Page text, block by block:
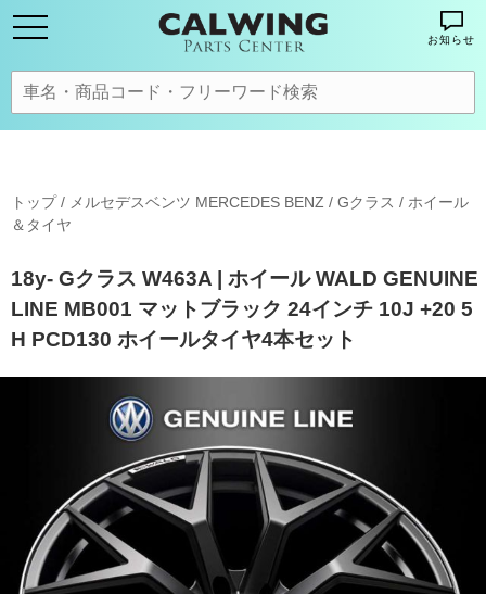
お知らせ
トップ/ メルセデスベンツ MERCEDES BENZ / Gクラス / ホイール
＆タイヤ
18y- Gクラス W463A | ホイール WALD GENUINE
LINE MB001 マットブラック 24インチ 10J +20 5
H PCD130 ホイールタイヤ4本セット